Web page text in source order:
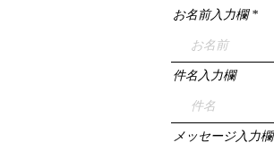
お名前入力欄
件名入力欄
メッセージ入力欄